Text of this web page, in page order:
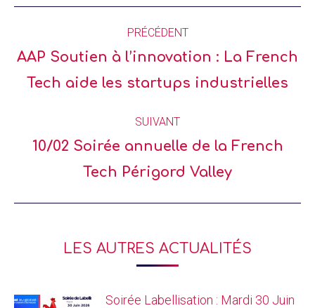
PRÉCÉDENT
AAP Soutien à l’innovation : La French
Tech aide les startups industrielles
SUIVANT
10/02 Soirée annuelle de la French
Tech Périgord Valley
LES AUTRES ACTUALITÉS
Soirée Labellisation : Mardi 30 Juin